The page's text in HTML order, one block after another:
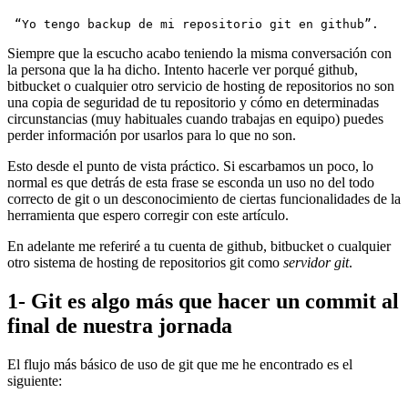
“Yo tengo backup de mi repositorio git en github”.
Siempre que la escucho acabo teniendo la misma conversación con
la persona que la ha dicho. Intento hacerle ver porqué github,
bitbucket o cualquier otro servicio de hosting de repositorios no son
una copia de seguridad de tu repositorio y cómo en determinadas
circunstancias (muy habituales cuando trabajas en equipo) puedes
perder información por usarlos para lo que no son.
Esto desde el punto de vista práctico. Si escarbamos un poco, lo
normal es que detrás de esta frase se esconda un uso no del todo
correcto de git o un desconocimiento de ciertas funcionalidades de la
herramienta que espero corregir con este artículo.
En adelante me referiré a tu cuenta de github, bitbucket o cualquier
otro sistema de hosting de repositorios git como servidor git.
1- Git es algo más que hacer un commit al
final de nuestra jornada
El flujo más básico de uso de git que me he encontrado es el
siguiente: